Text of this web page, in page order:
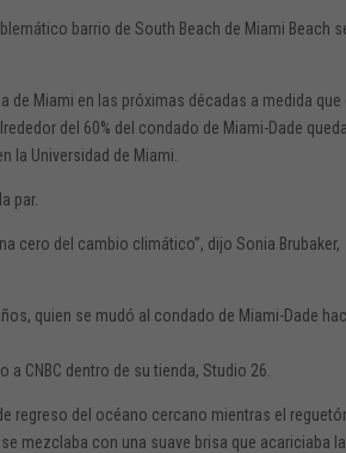
barrio de South Beach de Miami Beach
Miami en las próximas décadas a medida que
del 60% del condado de Miami-Dade
la Universidad de Miami.
par.
cero del cambio climático”, dijo Sonia Brubaker,
quien se mudó al condado de Miami-Dade
CNBC dentro de su tienda, Studio 26.
regreso del océano cercano mientras el
mezclaba con una suave brisa que acariciaba